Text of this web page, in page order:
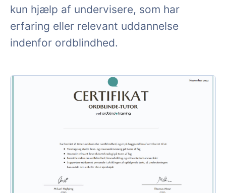
kun hjælp af undervisere, som har
erfaring eller relevant uddannelse
indenfor ordblindhed.